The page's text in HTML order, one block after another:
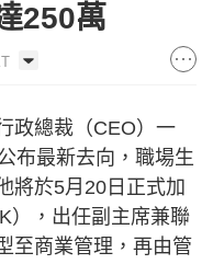
250萬
政總裁（CEO）一
布最新去向，職場生
將於5月20日正式加
），出任副主席兼聯
至商業管理，再由管